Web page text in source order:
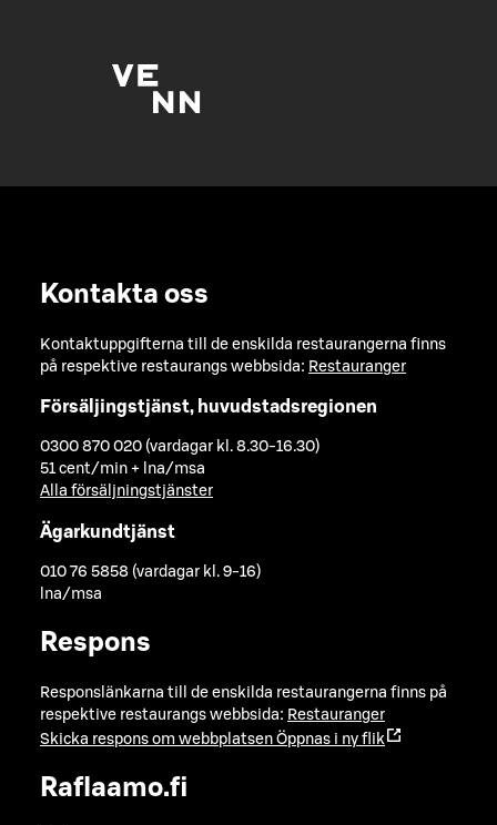
Kontakta oss
Kontaktuppgifterna till de enskilda restaurangerna finns
på respektive restaurangs webbsida: Restauranger
Försäljingstjänst, huvudstadsregionen
0300 870 020 (vardagar kl. 8.30-16.30)
51 cent/min + lna/msa
Alla försäljningstjänster
Ägarkundtjänst
010 76 5858 (vardagar kl. 9-16)
lna/msa
Respons
Responslänkarna till de enskilda restaurangerna finns på
respektive restaurangs webbsida: Restauranger
Skicka respons om webbplatsen Öppnas i ny flik
Raflaamo.fi